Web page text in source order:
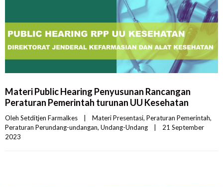
Materi Public Hearing Penyusunan Rancangan
Peraturan Pemerintah turunan UU Kesehatan
Oleh Setditjen Farmalkes Materi Presentasi, Peraturan Pemerintah
Peraturan Perundang-undangan, Undang-Undang
21 September
2023